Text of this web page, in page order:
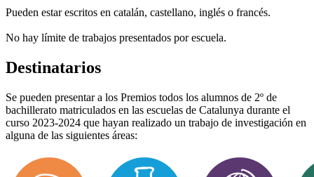
Pueden estar escritos en catalán, castellano, inglés o francés.
No hay límite de trabajos presentados por escuela.
Destinatarios
Se pueden presentar a los Premios todos los alumnos de 2º de
bachillerato matriculados en las escuelas de Catalunya durante el
curso 2023-2024 que hayan realizado un trabajo de investigación en
alguna de las siguientes áreas: